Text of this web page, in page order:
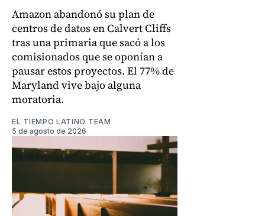
Amazon abandonó su plan de
centros de datos en Calvert Cliffs
tras una primaria que sacó a los
comisionados que se oponían a
pausar estos proyectos. El 77% de
Maryland vive bajo alguna
moratoria.
EL TIEMPO LATINO TEAM
5 de agosto de 2026